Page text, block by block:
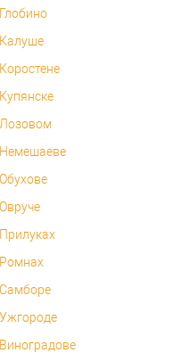
Калуше
Лозовом
Немешаеве
Самборе